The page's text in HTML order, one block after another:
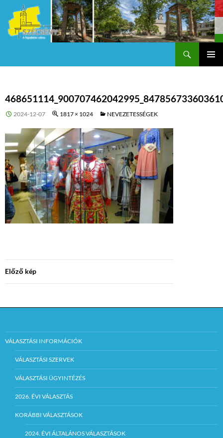
2024-12-07 1817 × 1024 NEVEZETESSÉGEK
Előző kép
VÁLASZTÁSI INFORMÁCIÓK
VÁLASZTÁSI SZERVEK
VÁLASZTÁSI ÜGYINTÉZÉS
2026. ÉVI VÁLASZTÁS
KORÁBBI VÁLASZTÁSOK
2024. ÉVI ÁLTALÁNOS VÁLASZTÁSOK